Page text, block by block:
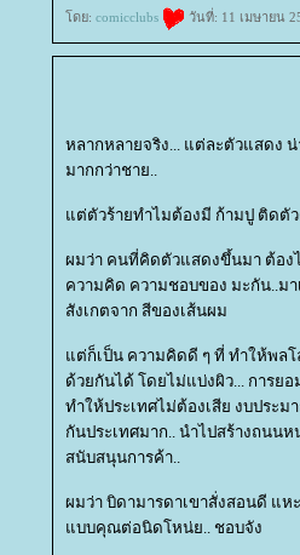
ดย: comicclubs วันที่: 11 เมษายน
หลากหลายจริง... แต่ละตัวแสดง
มากกว่าชาย..
ต่ตัวร้ายทำไมต้องมี ก้ามปู ติดตัว
ผมว่า คนที่คิดตัวแสดงขึ้นมา ต้อง
ความคิด ความชอบของ มะกัน..ม
สังเกตจาก สีของเส้นผม
ต่ก็เป็น ความคิดดี ๆ ที่ ทำให้พลโ
ด้วยกันได้ โดยไม่แบ่งผิว... การย
ทำให้ประเทศไม่ต้องเสีย งบประม
กันประเทศมาก.. นำไปสร้างถนนห
สนับสนุนการค้า..
ผมว่า บิดามารดาเขาสั่งสอนดี แห
บบคุณต่อนิดโหน่ย.. ชอบจัง